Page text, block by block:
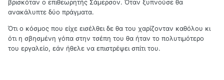
βρισκόταν ο επιθεωρητής Σάμερσον. Όταν ξυπνούσε θα
ανακάλυπτε δύο πράγματα.
Ότι ο κόσμος που είχε εισέλθει δε θα του χαρίζονταν καθόλου κι
ότι η σβησμένη γόπα στην τσέπη του θα ήταν το πολυτιμότερο
του εργαλείο, εάν ήθελε να επιστρέψει σπίτι του.